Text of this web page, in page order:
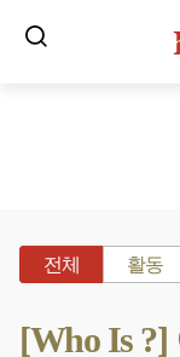
전체 활동
[Who Is